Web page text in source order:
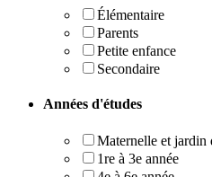
Élémentaire
Parents
Petite enfance
Secondaire
Années d'études
Maternelle et jardin
1re à 3e année